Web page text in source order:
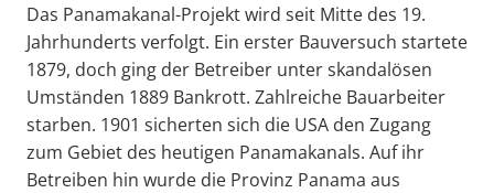
Das Panamakanal-Projekt wird seit Mitte des 19.
Jahrhunderts verfolgt. Ein erster Bauversuch startete
1879, doch ging der Betreiber unter skandalösen
Umständen 1889 Bankrott. Zahlreiche Bauarbeiter
starben. 1901 sicherten sich die USA den Zugang
zum Gebiet des heutigen Panamakanals. Auf ihr
Betreiben hin wurde die Provinz Panama aus